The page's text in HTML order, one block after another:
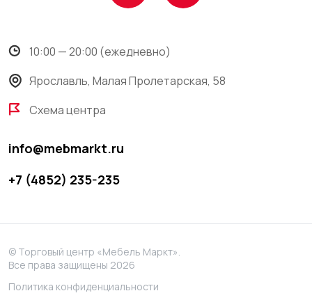
10:00 — 20:00 (ежедневно)
Ярославль, Малая Пролетарская, 58
Схема центра
info@mebmarkt.ru
+7 (4852) 235-235
© Торговый центр «Мебель Маркт».
Все права защищены 2026
Политика конфиденциальности